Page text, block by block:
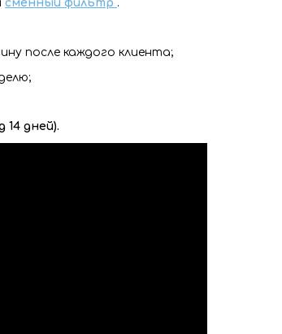
сменный фильтр .
после каждого клиента;
дней).